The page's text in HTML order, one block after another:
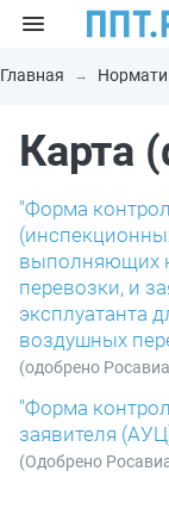
Главная
Карта
"Форма
выполняющих
перевозки, и
эксплуатанта
воздушных
(одобрено
"Форма
заявителя
(Одобрено